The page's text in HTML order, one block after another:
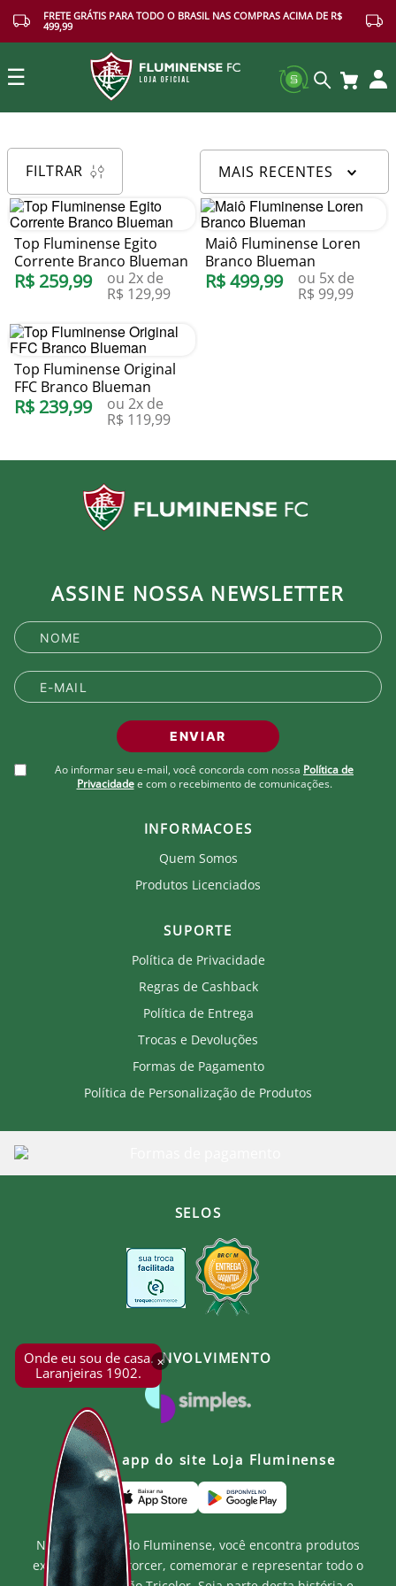
FRETE GRÁTIS PARA TODO O BRASIL NAS COMPRAS ACIMA DE R$
499,99
☰
×
Onde eu sou de casa.
Laranjeiras 1902.
FILTRAR MAIS RECENTES
Top Fluminense Egito
Corrente Branco Blueman
R$ 259,99 ou 2x de
R$ 129,99
Maiô Fluminense Loren
Branco Blueman
R$499,99 ou 5x de
R$ 99,99
Top Fluminense Original
FFC Branco Blueman
R$ 239,99 ou 2x de
R$ 119,99
ASSINE NOSSA NEWSLETTER
ENVIAR
Ao informar seu e-mail, você concorda com nossa Política de
Privacidade e com o recebimento de comunicações.
Na Loja Oficial do Fluminense, você encontra produtos
exclusivos para torcer, comemorar e representar todo o
INFORMACOES
Quem Somos
Produtos Licenciados
SUPORTE
Política de Privacidade
Regras de Cashback
Política de Entrega
Trocas e Devoluções
Formas de Pagamento
Política de Personalização de Produtos
SELOS
DESENVOLVIMENTO
Baixe o app do site Loja Fluminense